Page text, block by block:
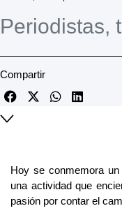
Periodistas,
Compartir
Hoy se conmemora
una actividad que
pasión por contar el